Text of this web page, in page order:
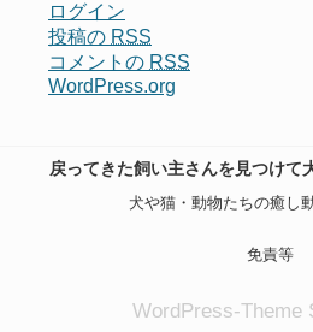
ログイン
投稿の RSS
コメントの RSS
WordPress.org
戻ってきた飼い主さんを見つけて
犬や猫・動物たちの癒し
免責等
WordPress-Theme